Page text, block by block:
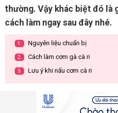
thường. Vậy khác biệt đó là
cách làm ngay sau đây nhé.
1. Nguyên liệu chuẩn bị
2. Cách làm cơm gà cà ri
3. Lưu ý khi nấu cơm cà ri